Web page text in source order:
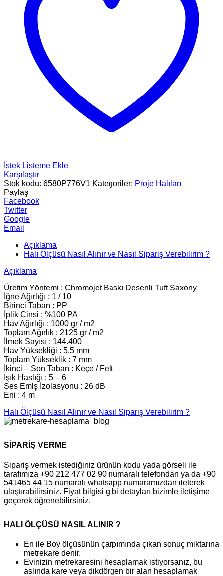
İstek Listeme Ekle
Karşılaştır
Stok kodu: 6580P776V1 Kategoriler: Proje Halıları
Paylaş
Facebook
Twitter
Google
Email
Açıklama
Halı Ölçüsü Nasıl Alınır ve Nasıl Sipariş Verebilirim ?
Açıklama
Üretim Yöntemi : Chromojet Baskı Desenli Tuft Saxony
İğne Ağırlığı : 1 / 10
Birinci Taban : PP
İplik Cinsi : %100 PA
Hav Ağırlığı : 1000 gr / m2
Toplam Ağırlık : 2125 gr / m2
İlmek Sayısı : 144.400
Hav Yüksekliği : 5.5 mm
Toplam Yükseklik : 7 mm
İkinci – Son Taban : Keçe / Felt
Işık Haslığı : 5 – 6
Ses Emiş İzolasyonu : 26 dB
Eni : 4 m
Halı Ölçüsü Nasıl Alınır ve Nasıl Sipariş Verebilirim ?
SİPARİŞ VERME
Sipariş vermek istediğiniz ürünün kodu yada görseli ile
tarafımıza +90 212 477 02 90 numaralı telefondan ya da +90
541465 44 15 numaralı whatsapp numaramızdan ileterek
ulaştırabilirsiniz. Fiyat bilgisi gibi detayları bizimle iletişime
geçerek öğrenebilirsiniz.
HALI ÖLÇÜSÜ NASIL ALINIR ?
En ile Boy ölçüsünün çarpımında çıkan sonuç miktarına
metrekare denir.
Evinizin metrekaresini hesaplamak istiyorsanız, bu
aslında kare veya dikdörgen bir alan hesaplamak